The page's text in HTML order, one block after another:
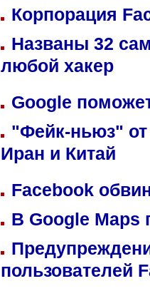
Корпорация
Названы 32
любой хакер
Google
"Фейк-ньюз" от
Иран и Китай
Facebook
В Google Maps
пользователей